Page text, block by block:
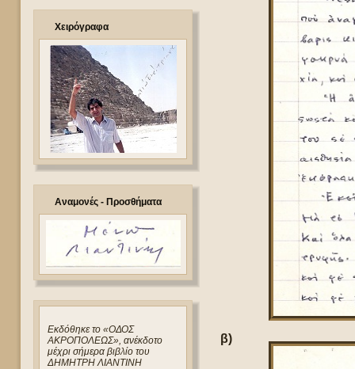
Χειρόγραφα
Αναμονές - Προσθήματα
Eκδόθηκε το «ΟΔΟΣ
ΑΚΡΟΠΟΛΕΩΣ», ανέκδοτο
μέχρι σήμερα βιβλίο του
ΔΗΜΗΤΡΗ ΛΙΑΝΤΙΝΗ
β)